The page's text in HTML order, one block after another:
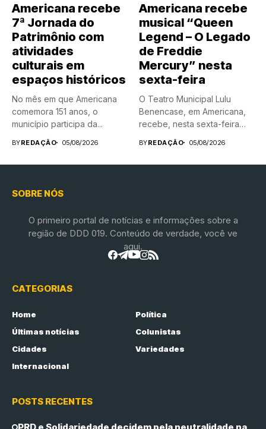
Americana recebe
7ª Jornada do
Patrimônio com
atividades
culturais em
espaços históricos
No mês em que Americana
comemora 151 anos, o
município participa da...
BYREDAÇÃO 05/08/2026
Americana recebe
musical “Queen
Legend – O Legado
de Freddie
Mercury” nesta
sexta-feira
O Teatro Municipal Lulu
Benencase, em Americana,
recebe, nesta sexta-feira
BYREDAÇÃO 05/08/2026
SOBRE NÓS
O primeiro portal de notícias e informações sobre a
região de DDD 019. Conteúdo de verdade, você ve
aqui.
CATEGORIAS
Home
Política
Últimas notícias
Colunistas
Cidades
Variedades
Internacional
POSTS RECENTES
PRD e Solidariedade decidem pela neutralidade na